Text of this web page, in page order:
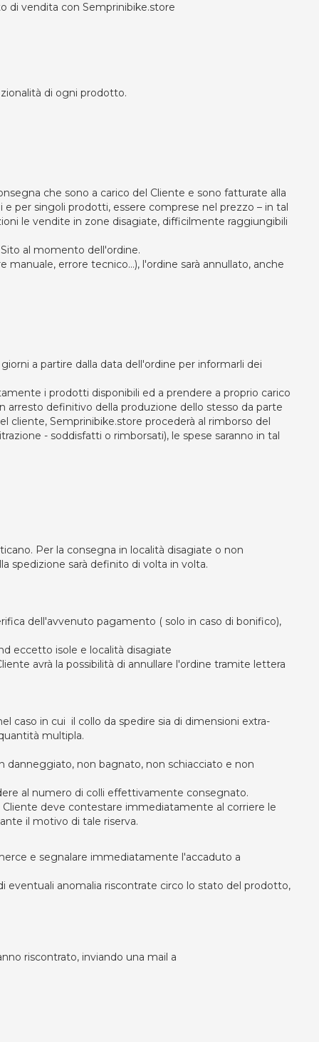
di vendita con Semprinibike.store
di ogni prodotto.
che sono a carico del Cliente e sono fatturate alla
per singoli prodotti, essere comprese nel prezzo – in tal
le vendite in zone disagiate, difficilmente raggiungibili
al momento dell'ordine.
errore tecnico…), l'ordine sarà annullato, anche
a partire dalla data dell'ordine per informarli dei
i prodotti disponibili ed a prendere a proprio carico
arresto definitivo della produzione dello stesso da parte
cliente, Semprinibike.store procederà al rimborso del
- soddisfatti o rimborsati), le spese saranno in tal
Per la consegna in località disagiate o non
spedizione sarà definito di volta in volta.
dell'avvenuto pagamento ( solo in caso di bonifico),
eccetto isole e località disagiate
avrà la possibilità di annullare l'ordine tramite lettera
caso in cui il collo da spedire sia di dimensioni extra-
multipla.
non bagnato, non schiacciato e non
al numero di colli effettivamente consegnato.
deve contestare immediatamente al corriere le
il motivo di tale riserva.
e segnalare immediatamente l'accaduto a
eventuali anomalia riscontrate circo lo stato del prodotto,
riscontrato, inviando una mail a